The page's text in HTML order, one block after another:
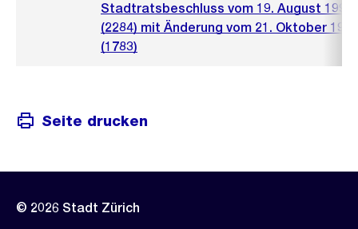
Stadtratsbeschluss vom 19. August 1992
(2284) mit Änderung vom 21. Oktober 1998
(1783)
Seite drucken
© 2026 Stadt Zürich